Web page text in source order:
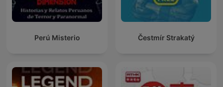
Perú Misterio Čestmír Strakatý